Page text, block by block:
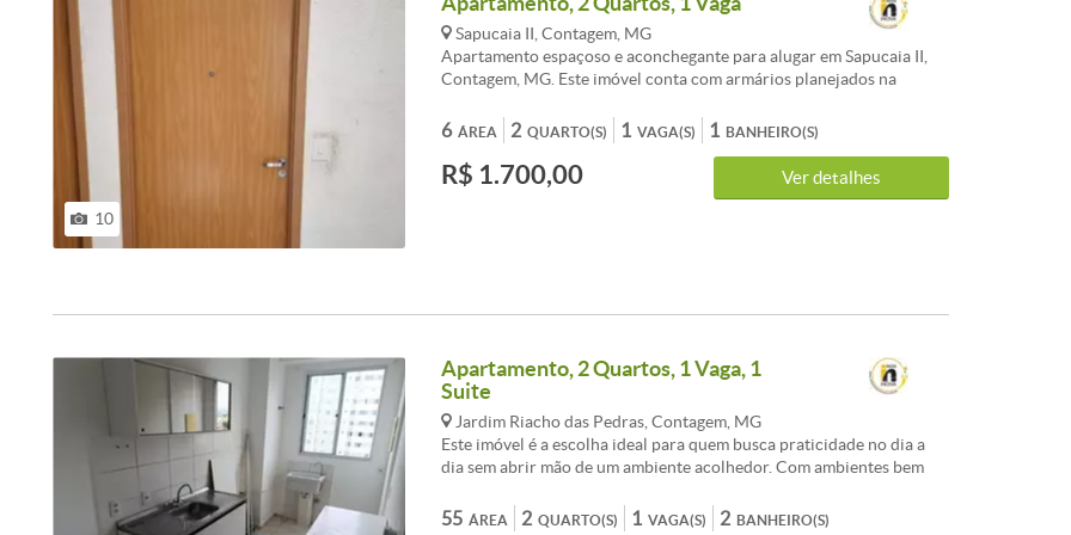
10
Sapucaia II, Contagem, MG
Apartamento espaçoso e aconchegante para alugar em Sapucaia II,
Contagem, MG. Este imóvel conta com armários planejados na
para os moradores. Além disso, possui uma excelente localização,
próximo a comércios, escolas e vias de acesso. Não perca a
oportunidade de morar em um lugar confortável e bem estruturado.
Agende uma visita e se encante com este imóvel!<br /><br
ÁREA
6 QUARTO(S)
2 VAGA(S)
1 BANHEIRO(S)
1
R$ 1.700,00 Ver detalhes
Apartamento, 2 Quartos, 1 Vaga, 1
Suite
Jardim Riacho das Pedras, Contagem, MG
Este imóvel é a escolha ideal para quem busca praticidade no dia a
dia sem abrir mão de um ambiente acolhedor. Com ambientes bem
do Imóvel:<br /><br />Ambientes Integrados: Sala de estar e jantar
ÁREA
55 QUARTO(S)
2 VAGA(S)
1 BANHEIRO(S)
2